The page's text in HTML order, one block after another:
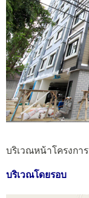
บริเวณหน้าโครงการ
บริเวณโดยรอบ